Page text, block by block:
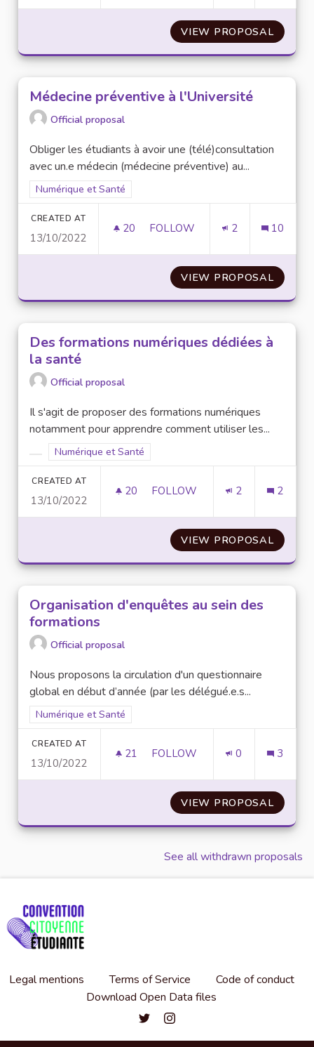
VIEW PROPOSAL
Médecine préventive à l'Université
Official proposal
Obliger les étudiants à avoir une (télé)consultation
avec un.e médecin (médecine préventive) au...
Filter results for scope: Numérique et Santé
Numérique et Santé
CREATED AT
13/10/2022
20 20 FOLLOWERS
FOLLOW 2 10
VIEW PROPOSAL
Des formations numériques dédiées à
la santé
Official proposal
Il s'agit de proposer des formations numériques
notamment pour apprendre comment utiliser les...
Filter results for category:
Filter results for scope: Numérique et Santé
Numérique et Santé
CREATED AT
13/10/2022
20 20 FOLLOWERS
FOLLOW 2 2
VIEW PROPOSALDES
Organisation d'enquêtes au sein des
formations
Official proposal
Nous proposons la circulation d'un questionnaire
global en début d’année (par les délégué.e.s...
Filter results for scope: Numérique et Santé
Numérique et Santé
CREATED AT
13/10/2022
21 21 FOLLOWERS
FOLLOW 0 3
VIEW PROPOSAL
See all withdrawn proposals
Legal mentions Terms of Service
Code of conduct
Download Open Data files
Convention citoyenne étudiante
Convention citoyenne